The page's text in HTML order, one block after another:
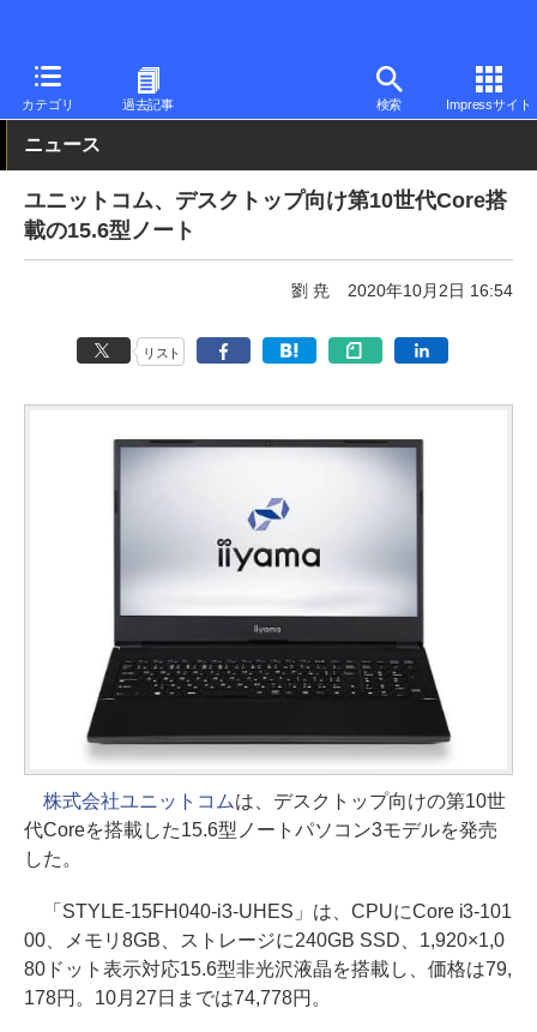
カテゴリ 過去記事 検索 Impressサイト
PC Watch パソコン/タブレット/スマートフォン ノートパソコン
ニュース
ユニットコム、デスクトップ向け第10世代Core搭
載の15.6型ノート
劉 尭 2020年10月2日 16:54
リスト
株式会社ユニットコムは、デスクトップ向けの第10世
代Coreを搭載した15.6型ノートパソコン3モデルを発売
した。
「STYLE-15FH040-i3-UHES」は、CPUにCore i3-101
00、メモリ8GB、ストレージに240GB SSD、1,920×1,0
80ドット表示対応15.6型非光沢液晶を搭載し、価格は79,
178円。10月27日までは74,778円。